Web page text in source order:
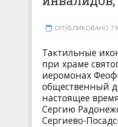
ОПУБЛИКОВАНО 7
Тактильные
при храме
иеромонах
общественный
настоящее
Сергию
Сергиево-